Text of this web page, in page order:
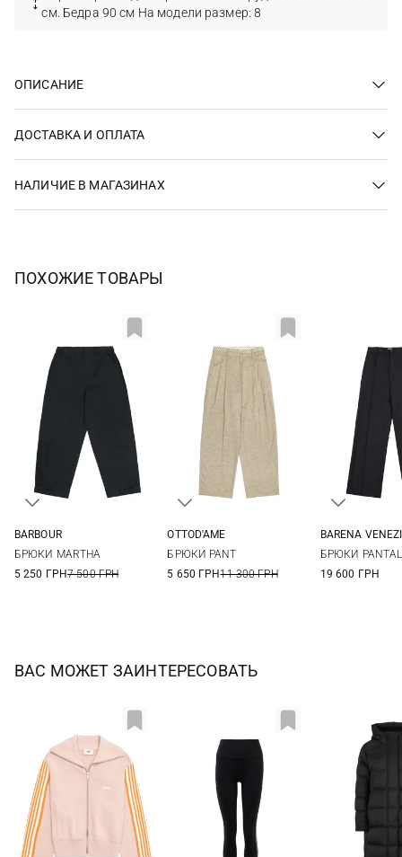
см. Бедра 90 см На модели размер: 8
ОПИСАНИЕ
ДОСТАВКА И ОПЛАТА
НАЛИЧИЕ В МАГАЗИНАХ
ПОХОЖИЕ ТОВАРЫ
BARBOUR
БРЮКИ MARTHA
5 250 ГРН7 500 ГРН
OTTOD'AME
БРЮКИ PANT
5 650 ГРН11 300 ГРН
BARENA
БРЮКИ
19 600 ГРН
ВАС МОЖЕТ ЗАИНТЕРЕСОВАТЬ